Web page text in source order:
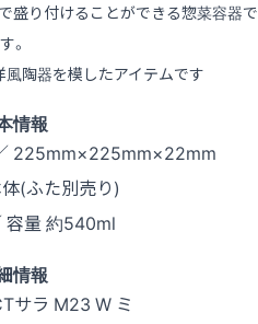
盛り付けることができる惣菜容器で
す。
陶器を模したアイテムです
情報
225mm×225mm×22mm
(ふた別売り)
容量 約540ml
情報
サラ M23 W ミ